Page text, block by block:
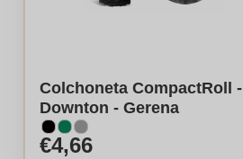
Colchoneta CompactRoll -
Downton - Gerena
€4,66